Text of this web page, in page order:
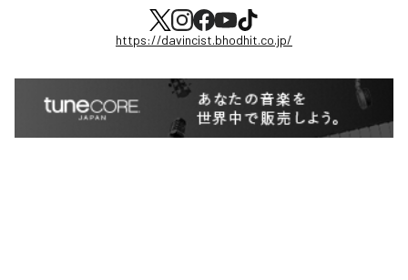
https://davincist.bhodhit.co.jp/